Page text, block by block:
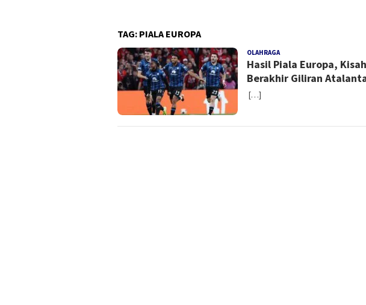
TAG: PIALA EUROPA
OLAHRAGARedaksi
Hasil Piala Europa,
Berakhir Giliran
[…]